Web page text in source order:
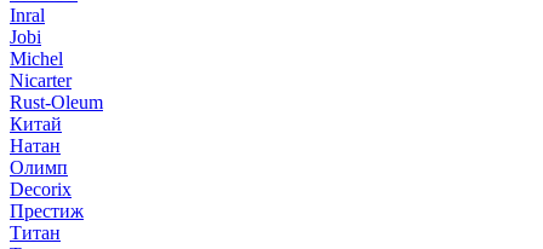
Inral
Jobi
Michel
Nicarter
Rust-Oleum
Китай
Натан
Олимп
Decorix
Престиж
Титан